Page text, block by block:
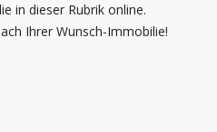
in dieser Rubrik online.
Ihrer Wunsch-Immobilie!